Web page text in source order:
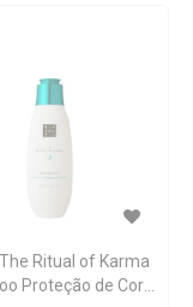
Ritual of Karma
Proteção de Cor